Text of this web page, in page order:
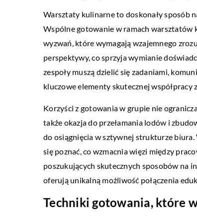
Warsztaty kulinarne to doskonały sposób
Wspólne gotowanie w ramach warsztatów
wyzwań, które wymagają wzajemnego
perspektywy, co sprzyja wymianie
zespoły muszą dzielić się zadaniami,
kluczowe elementy skutecznej współpracy
Korzyści z gotowania w grupie nie
także okazja do przełamania lodów i
do osiągnięcia w sztywnej strukturze
się poznać, co wzmacnia więzi między
poszukujących skutecznych sposobów na
oferują unikalną możliwość połączenia
Techniki gotowania, które